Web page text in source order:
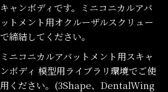
キャンボディです。ミニコニカルアバ
ットメント用オクルーザルスクリュー
で締結してください。
ミニコニカルアバットメント用スキャ
ンボディ 模型用ライブラリ環境でご使
用ください。(3Shape、DentalWing